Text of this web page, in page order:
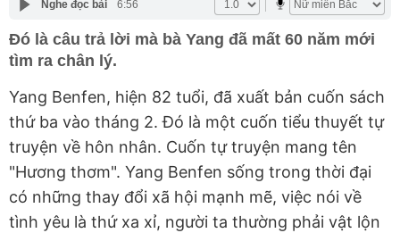
Nghe đọc bài 6:56
Đó là câu trả lời mà bà Yang đã mất 60 năm mới
tìm ra chân lý.
Yang Benfen, hiện 82 tuổi, đã xuất bản cuốn sách
thứ ba vào tháng 2. Đó là một cuốn tiểu thuyết tự
truyện về hôn nhân. Cuốn tự truyện mang tên
"Hương thơm". Yang Benfen sống trong thời đại
có những thay đổi xã hội mạnh mẽ, việc nói về
tình yêu là thứ xa xỉ, người ta thường phải vật lộn